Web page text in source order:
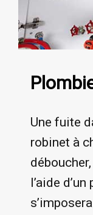
Une fuite
robinet à
l’aide